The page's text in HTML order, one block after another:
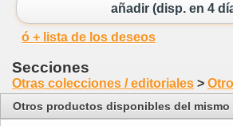
añadir (disp. en 4
ó + lista de los deseos
Secciones
Otras colecciones / editoriales >
Otros productos disponibles del mismo